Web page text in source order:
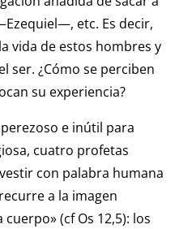
etc. Es decir,
vida de estos hombres y
ser. ¿Cómo se perciben
su experiencia?
e inútil para
cuatro profetas
con palabra humana
a la imagen
(cf Os 12,5): los